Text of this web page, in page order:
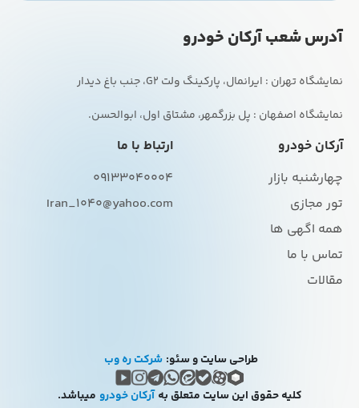
آدرس شعب آرکان خودرو
نمایشگاه اصفهان : پل بزرگمهر، مشتاق اول، ابوالحسن.
آرکان خودرو
چهارشنبه بازار
تور مجازی
همه اگهی ها
تماس با ما
مقالات
ارتباط با ما
09133040004
Iran_1040@yahoo.com
طراحی سایت و سئو: شرکت ره وب
کلیه حقوق این سایت متعلق به آرکان خودرو میباشد.